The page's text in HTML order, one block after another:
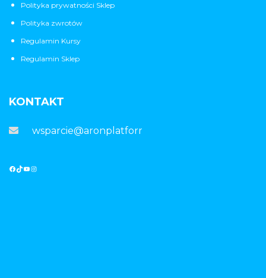
Polityka prywatności Sklep
Polityka zwrotów
Regulamin Kursy
Regulamin Sklep
KONTAKT
wsparcie@aronplatforma.pl